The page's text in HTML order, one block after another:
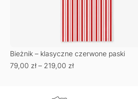
Bieżnik – klasyczne czerwone paski
79,00 zł – 219,00 zł